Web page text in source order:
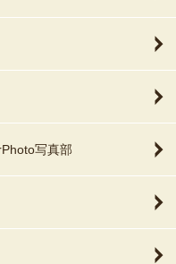
写真部